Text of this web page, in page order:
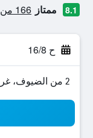
8.1 ممتاز 166 من التقييمات تم التحقق منها
ح 16/8
2 من الضيوف، غرفة واحدة